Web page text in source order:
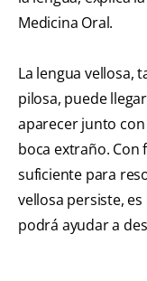
Medicina Oral.
La lengua vellosa,
pilosa, puede
aparecer junto
boca extraño. Con
suficiente para
vellosa persiste,
podrá ayudar a